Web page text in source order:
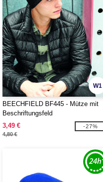
W1
BEECHFIELD BF445 - Mütze mit
Beschriftungsfeld
3,49 €
4,80 €
-27%